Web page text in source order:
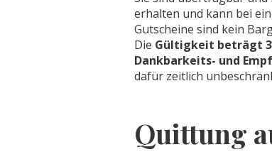
erhalten und kann bei
Gutscheine sind kein
Die Gültigkeit beträgt
Dankbarkeits- und
dafür zeitlich
Quittung